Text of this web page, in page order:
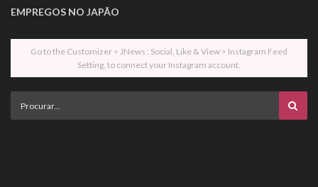
EMPREGOS NO JAPÃO
Go to the Customizer > JNews : Social, Like & View > Instagram Feed
Setting, to connect your Instagram account.